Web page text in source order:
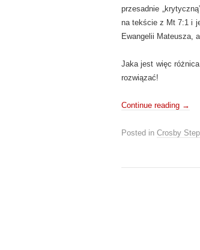
przesadnie
na tekście z Mt 7:1 i
Ewangelii Mateusza,
Jaka jest więc
rozwiązać!
Continue reading →
Posted in Crosby